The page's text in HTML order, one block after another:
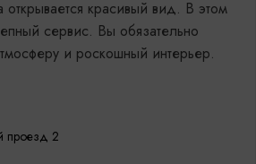
открывается красивый вид. В этом
сервис. Вы обязательно
и роскошный интерьер.
проезд 2